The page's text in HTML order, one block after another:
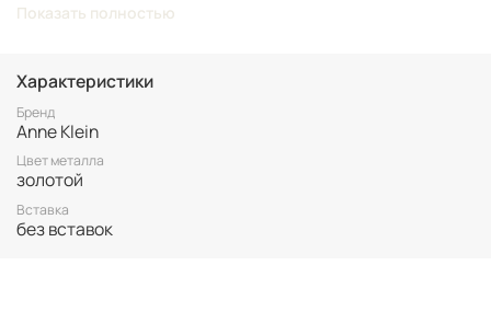
времени и использования.
размеру и состоянию уточняйте перед покупкой.
Все товары представлены в единственном экземпляре. Бронь
возможна только после 100% оплаты.
Неоплаченные заказы аннулируются.
Показать полностью
Характеристики
Бренд
Anne Klein
Цвет металла
золотой
Вставка
без вставок